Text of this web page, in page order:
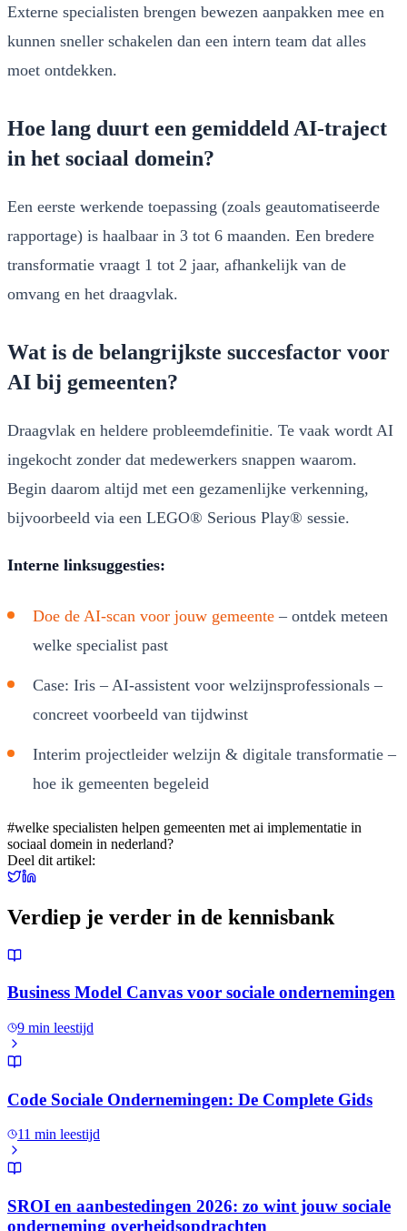
Externe specialisten brengen bewezen aanpakken mee en
kunnen sneller schakelen dan een intern team dat alles
moet ontdekken.
Hoe lang duurt een gemiddeld AI-traject
in het sociaal domein?
Een eerste werkende toepassing (zoals geautomatiseerde
rapportage) is haalbaar in 3 tot 6 maanden. Een bredere
transformatie vraagt 1 tot 2 jaar, afhankelijk van de
omvang en het draagvlak.
Wat is de belangrijkste succesfactor voor
AI bij gemeenten?
Draagvlak en heldere probleemdefinitie. Te vaak wordt AI
ingekocht zonder dat medewerkers snappen waarom.
Begin daarom altijd met een gezamenlijke verkenning,
bijvoorbeeld via een LEGO® Serious Play® sessie.
Interne linksuggesties:
Doe de AI-scan voor jouw gemeente – ontdek meteen
welke specialist past
Case: Iris – AI-assistent voor welzijnsprofessionals –
concreet voorbeeld van tijdwinst
Interim projectleider welzijn & digitale transformatie –
hoe ik gemeenten begeleid
#welke specialisten helpen gemeenten met ai implementatie in
sociaal domein in nederland?
Deel dit artikel:
Verdiep je verder in de kennisbank
Business Model Canvas voor sociale ondernemingen
9 min leestijd
Code Sociale Ondernemingen: De Complete Gids
11 min leestijd
SROI en aanbestedingen 2026: zo wint jouw sociale
onderneming overheidsopdrachten